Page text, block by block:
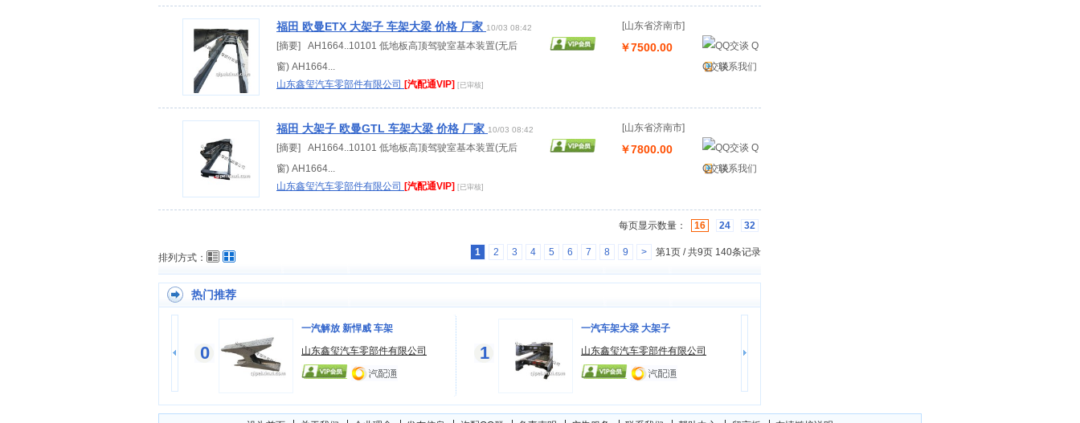
福田 欧曼ETX 大架子 车架大梁 价格 厂家 10/03 08:42
[山东省济南市]
[摘要] AH1664..10101 低地板高顶驾驶室基本装置(无后
窗) AH1664...
山东鑫玺汽车零部件有限公司 [汽配通VIP] [已审核]
￥7500.00
Q
Q交谈联系我们
福田 大架子 欧曼GTL 车架大梁 价格 厂家 10/03 08:42
[山东省济南市]
[摘要] AH1664..10101 低地板高顶驾驶室基本装置(无后
窗) AH1664...
山东鑫玺汽车零部件有限公司 [汽配通VIP] [已审核]
￥7800.00
Q
Q交谈联系我们
每页显示数量： 16 24 32
排列方式： 1 2 3 4 5 6 7 8 9 > 第1页 / 共9页 140条记录
热门推荐
0
一汽解放 新悍威 车架
山东鑫玺汽车零部件有限公司
1
一汽车架大梁 大架子
山东鑫玺汽车零部件有限公司